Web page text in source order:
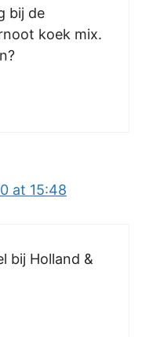
bij de
koek mix.
at 15:48
bij Holland &